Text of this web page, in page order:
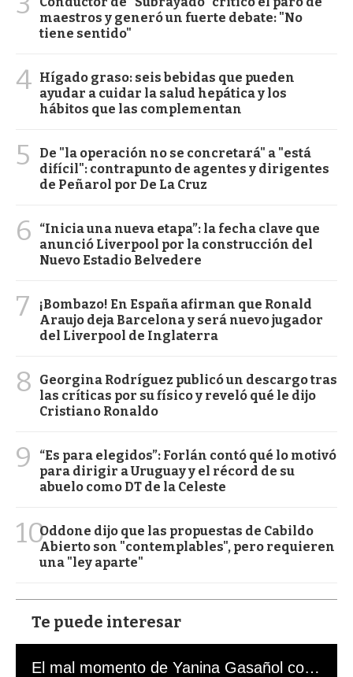
maestros y generó un fuerte debate: "No
tiene sentido"
4 Hígado graso: seis bebidas que pueden
ayudar a cuidar la salud hepática y los
hábitos que las complementan
5
De "la operación no se concretará" a "está
difícil": contrapunto de agentes y dirigentes
de Peñarol por De La Cruz
6
“Inicia una nueva etapa”: la fecha clave que
anunció Liverpool por la construcción del
Nuevo Estadio Belvedere
7
¡Bombazo! En España afirman que Ronald
Araujo deja Barcelona y será nuevo jugador
del Liverpool de Inglaterra
8
Georgina Rodríguez publicó un descargo tras
las críticas por su físico y reveló qué le dijo
Cristiano Ronaldo
9
“Es para elegidos”: Forlán contó qué lo motivó
para dirigir a Uruguay y el récord de su
abuelo como DT de la Celeste
10Oddone dijo que las propuestas de Cabildo
Abierto son "contemplables", pero requieren
una "ley aparte"
Te puede interesar
El mal momento de Yanina Gasañol con un hincha argentino en "Subrayado"